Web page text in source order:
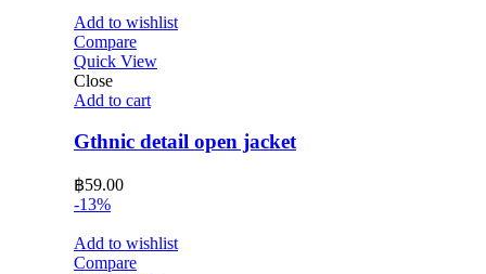
Add to wishlist
Compare
Quick View
Close
Add to cart
Gthnic detail open jacket
฿59.00
-13%
Add to wishlist
Compare